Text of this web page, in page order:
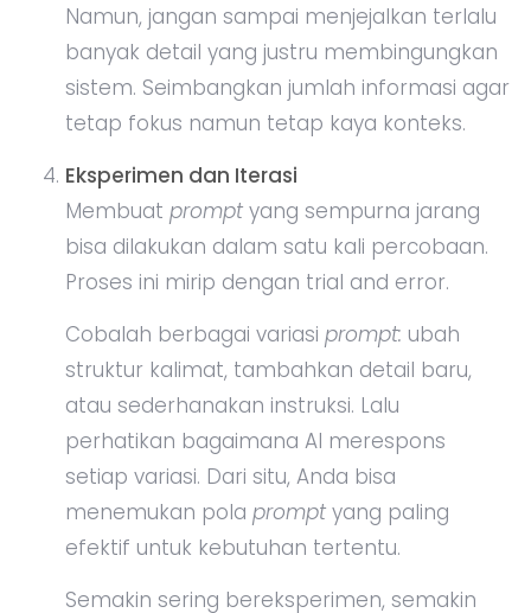
Namun, jangan sampai menjejalkan terlalu
banyak detail yang justru membingungkan
sistem. Seimbangkan jumlah informasi agar
tetap fokus namun tetap kaya konteks.
Eksperimen dan Iterasi
Membuat prompt yang sempurna jarang
bisa dilakukan dalam satu kali percobaan.
Proses ini mirip dengan trial and error.
Cobalah berbagai variasi prompt: ubah
struktur kalimat, tambahkan detail baru,
atau sederhanakan instruksi. Lalu
perhatikan bagaimana AI merespons
setiap variasi. Dari situ, Anda bisa
menemukan pola prompt yang paling
efektif untuk kebutuhan tertentu.
Semakin sering bereksperimen, semakin